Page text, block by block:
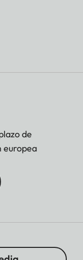
de
europea